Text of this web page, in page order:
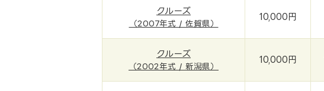
クルーズ
（2007年式 / 佐賀県）
10,000円
クルーズ
（2002年式 / 新潟県）
10,000円